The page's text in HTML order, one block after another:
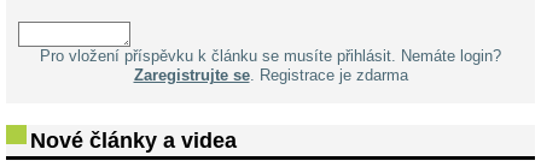
Pro vložení příspěvku k článku se musíte přihlásit. Nemáte login?
Zaregistrujte se. Registrace je zdarma
Nové články a videa